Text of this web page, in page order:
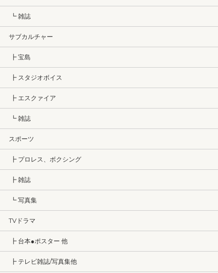
┗ 雑誌
サブカルチャー
┣ 宝島
┣ スタジオボイス
┣ エスクァイア
┗ 雑誌
スポーツ
┣ プロレス、ボクシング
┣ 雑誌
┗ 写真集
TVドラマ
┣ 台本●ポスター 他
┣ テレビ雑誌/写真集他